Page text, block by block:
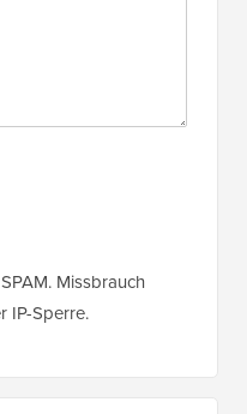
Missbrauch
IP-Sperre.